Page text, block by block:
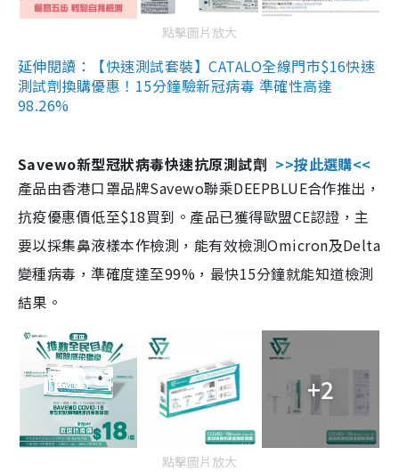
點擊圖片放大
延伸閱讀：【快速測試套裝】CATALO全線門市$16快速
測試劑換購優惠！15分鐘驗新冠病毒 準確性高達
98.26%
Savewo新型冠狀病毒快速抗原測試劑 >>按此選購<<
產品由香港口罩品牌Savewo聯乘DEEPBLUE合作推出，
抗疫優惠價低至$18買到。產品已獲得歐盟CE認證，主
要以採集鼻液樣本作檢測，能有效檢測Omicron及Delta
變種病毒，準確度達至99%，最快15分鐘就能知道檢測
結果。
+2
點擊圖片放大